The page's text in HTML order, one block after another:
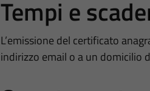
Tempi e
L’emissione del certificato
indirizzo email o a un domicilio